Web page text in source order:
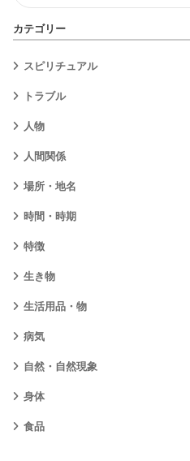
カテゴリー
スピリチュアル
トラブル
人物
人間関係
場所・地名
時間・時期
特徴
生き物
生活用品・物
病気
自然・自然現象
身体
食品